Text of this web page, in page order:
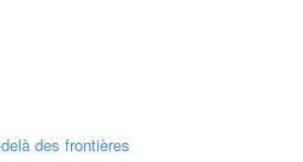
des frontières